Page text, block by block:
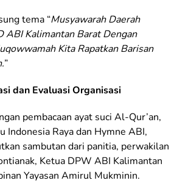
tema “Musyawarah Daerah
ABI Kalimantan Barat Dengan
Kita Rapatkan Barisan
”
dan Evaluasi Organisasi
pembacaan ayat suci Al-Qur’an,
Indonesia Raya dan Hymne ABI,
sambutan dari panitia, perwakilan
Ketua DPW ABI Kalimantan
Yayasan Amirul Mukminin.